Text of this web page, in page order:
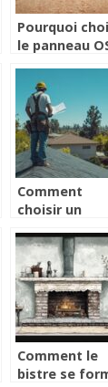
Pourquoi
le panneau
projets
intérieur ?
Comment
choisir un
couvreur a
Vertou pour
travaux de
toiture ?
Comment le
bistre se